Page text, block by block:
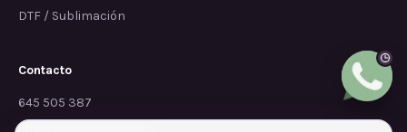
DTF / Sublimación
Contacto
645 505 387
info@dependalium.com